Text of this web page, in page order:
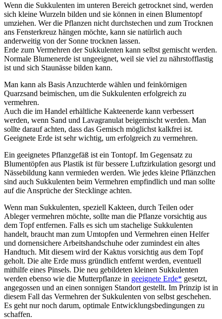
Wenn die Sukkulenten im unteren Bereich getrocknet sind, werden
sich kleine Wurzeln bilden und sie können in einen Blumentopf
umziehen. Wer die Pflanzen nicht durchstechen und zum Trocknen
ans Fensterkreuz hängen möchte, kann sie natürlich auch
anderweitig von der Sonne trocknen lassen.
Erde zum Vermehren der Sukkulenten kann selbst gemischt werden.
Normale Blumenerde ist ungeeignet, weil sie viel zu nährstofflastig
ist und sich Staunässe bilden kann.
Man kann als Basis Anzuchterde wählen und feinkörnigen
Quarzsand beimischen, um die Sukkulenten erfolgreich zu
vermehren.
Auch die im Handel erhältliche Kakteenerde kann verbessert
werden, wenn Sand und Lavagranulat beigemischt werden. Man
sollte darauf achten, dass das Gemisch möglichst kalkfrei ist.
Geeignete Erde ist sehr wichtig, um erfolgreich zu vermehren.
Ein geeignetes Pflanzgefäß ist ein Tontopf. Im Gegensatz zu
Blumentöpfen aus Plastik ist für bessere Luftzirkulation gesorgt und
Nässebildung kann vermieden werden. Wie jedes kleine Pflänzchen
sind auch Sukkulenten beim Vermehren empfindlich und man sollte
auf die Ansprüche der Stecklinge achten.
Wenn man Sukkulenten, speziell Kakteen, durch Teilen oder
Ableger vermehren möchte, sollte man die Pflanze vorsichtig aus
dem Topf entfernen. Falls es sich um stachelige Sukkulenten
handelt, braucht man zum Umtopfen und Vermehren einen Helfer
und dornensichere Arbeitshandschuhe oder zumindest ein altes
Handtuch. Mit diesem wird der Kaktus vorsichtig aus dem Topf
geholt. Die alte Erde muss gründlich entfernt werden, eventuell
mithilfe eines Pinsels. Die neu gebildeten kleinen Sukkulenten
werden ebenso wie die Mutterpflanze in geeignete Erde* gesetzt,
angegossen und an einen sonnigen Standort gestellt. Im Prinzip ist in
diesem Fall das Vermehren der Sukkulenten von selbst geschehen.
Es geht nur noch darum, optimale Entwicklungsbedingungen zu
schaffen.